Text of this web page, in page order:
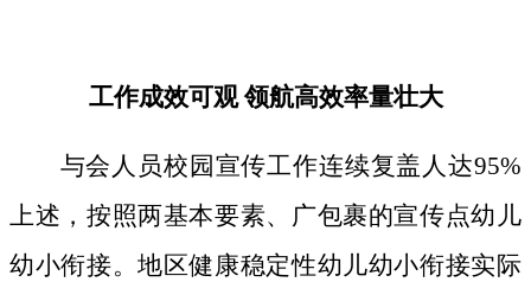
工作成效可观 领航高效率量壮大
与会人员校园宣传工作连续复盖人达95%
上述，按照两基本要素、广包裹的宣传点幼儿
幼小衔接。地区健康稳定性幼儿幼小衔接实际